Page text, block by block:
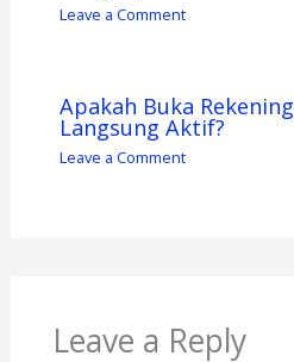
Leave a Comment
Apakah Buka
Langsung Aktif?
Leave a Comment
Leave a Reply